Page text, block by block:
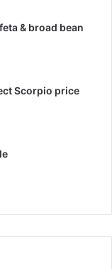
& broad bean
Scorpio price